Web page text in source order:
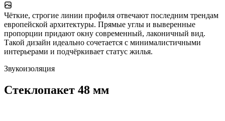
Чёткие, строгие линии профиля отвечают последним трендам
европейской архитектуры. Прямые углы и выверенные
пропорции придают окну современный, лаконичный вид.
Такой дизайн идеально сочетается с минималистичными
интерьерами и подчёркивает статус жилья.
Звукоизоляция
Стеклопакет 48 мм